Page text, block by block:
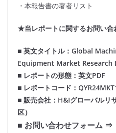
・本報告書の著者リスト
★当レポートに関するお問い
■ 英文タイトル：Global
Equipment Market Research
■ レポートの形態：英文PDF
■ レポートコード：
■ 販売会社：H&Iグローバルリ
区）
■ お問い合わせフォーム ⇒